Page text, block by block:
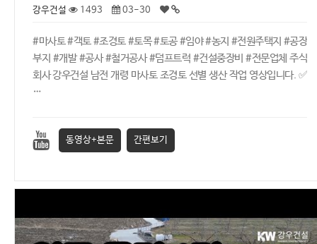
강우건설 1493 03-30
#마사토 #객토 #조경토 #토목 #토공 #임야 #농지 #전원주택지 #공장
부지 #개발 #공사 #철거공사 #덤프트럭 #건설중장비 #전문업체 주식
회사 강우건설 남전 개령 마사토 조경토 선별 생산 작업 영상입니다. ✅
…
동영상+본문 간편보기